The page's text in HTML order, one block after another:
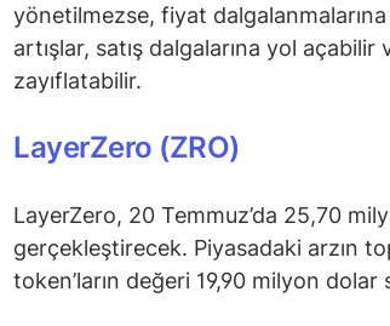
yönetilmezse, fiyat
artışlar, satış dalgalarına yol açabilir
zayıflatabilir.
LayerZero (ZRO)
LayerZero, 20 Temmuz’da 25,70
gerçekleştirecek. Piyasadaki arzın
token’ların değeri 19,90 milyon dolar